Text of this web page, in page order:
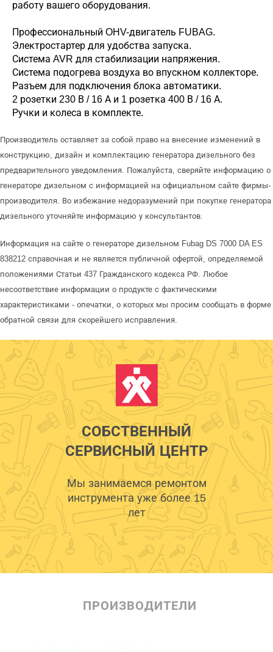
работу вашего оборудования.
Профессиональный OHV-двигатель FUBAG.
Электростартер для удобства запуска.
Система AVR для стабилизации напряжения.
Система подогрева воздуха во впускном коллекторе.
Разъем для подключения блока автоматики.
2 розетки 230 В / 16 А и 1 розетка 400 В / 16 А.
Ручки и колеса в комплекте.
Производитель оставляет за собой право на внесение изменений в
конструкцию, дизайн и комплектацию генератора дизельного без
предварительного уведомления. Пожалуйста, сверяйте информацию о
генераторе дизельном с информацией на официальном сайте фирмы-
производителя. Во избежание недоразумений при покупке генератора
дизельного уточняйте информацию у консультантов.
Информация на сайте о генераторе дизельном Fubag DS 7000 DA ES
838212 справочная и не является публичной офертой, определяемой
положениями Статьи 437 Гражданского кодекса РФ. Любое
несоответствие информации о продукте с фактическими
характеристиками - опечатки, о которых мы просим сообщать в форме
обратной связи для скорейшего исправления.
СОБСТВЕННЫЙ
СЕРВИСНЫЙ ЦЕНТР
Мы занимаемся ремонтом
инструмента уже более 15
лет
ПРОИЗВОДИТЕЛИ